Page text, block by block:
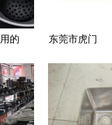
的
胶
锅
档
东莞市虎门
备厂